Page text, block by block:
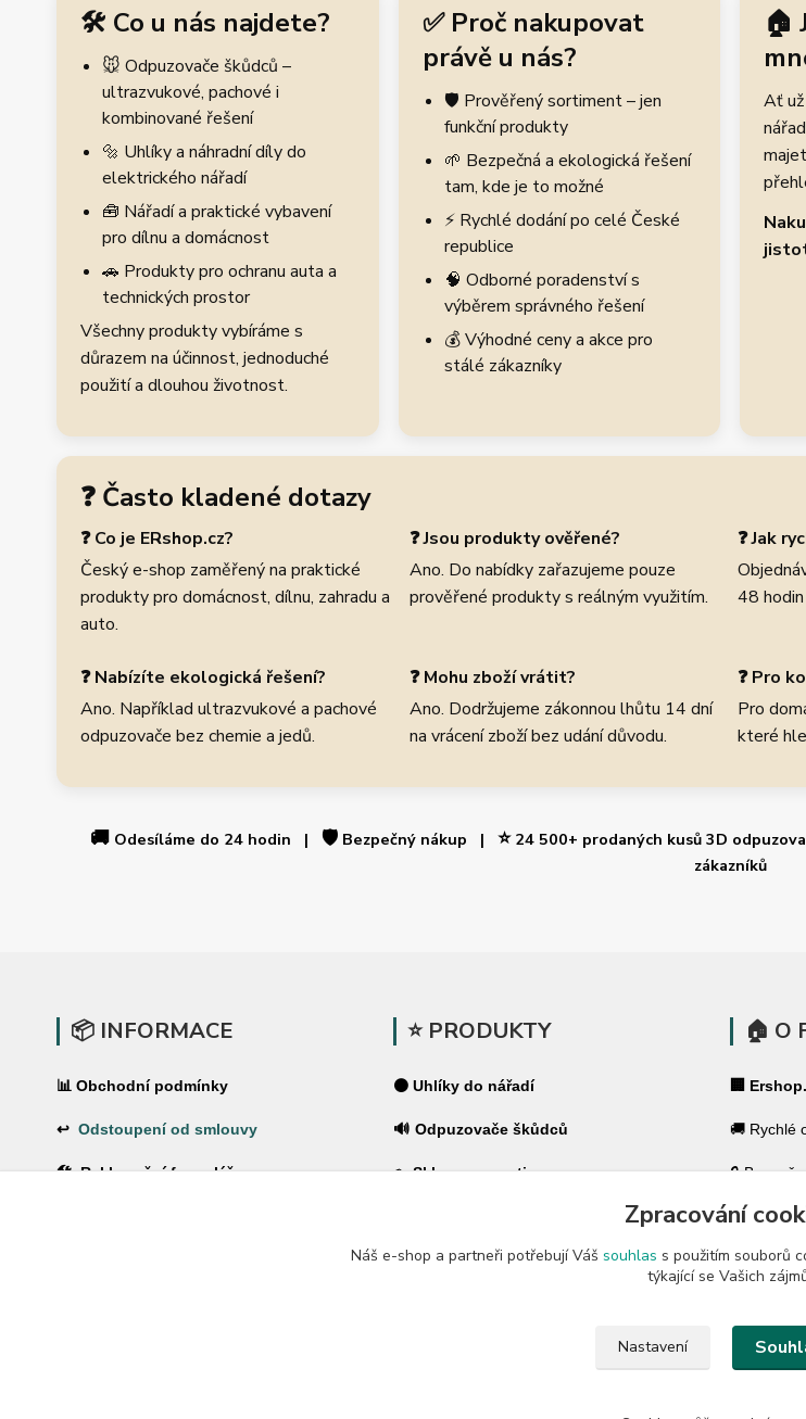
🛠️ Co u nás najdete?
🐭 Odpuzovače škůdců –
ultrazvukové, pachové i
kombinované řešení
🔩 Uhlíky a náhradní díly do
elektrického nářadí
🧰 Nářadí a praktické vybavení
pro dílnu a domácnost
🚗 Produkty pro ochranu auta a
technických prostor
Všechny produkty vybíráme s
důrazem na účinnost, jednoduché
použití a dlouhou životnost.
✅ Proč nakupovat
právě u nás?
🛡️ Prověřený sortiment – jen
funkční produkty
🌱 Bezpečná a ekologická řešení
tam, kde je to možné
⚡ Rychlé dodání po celé České
republice
🧠 Odborné poradenství s
výběrem správného řešení
💰 Výhodné ceny a akce pro
stálé zákazníky
🏠
Ať
❓ Často kladené dotazy
❓ Co je ERshop.cz?
Český e-shop zaměřený na praktické
produkty pro domácnost, dílnu, zahradu a
auto.
❓ Jsou produkty ověřené?
Ano. Do nabídky zařazujeme pouze
prověřené produkty s reálným využitím.
❓ Jak
48
❓ Nabízíte ekologická řešení?
Ano. Například ultrazvukové a pachové
odpuzovače bez chemie a jedů.
❓ Mohu zboží vrátit?
Ano. Dodržujeme zákonnou lhůtu 14 dní
na vrácení zboží bez udání důvodu.
❓ Pro
Pro
které
🚚 Odesíláme do 24 hodin | 🛡️ Bezpečný nákup | ⭐24 500+ prodaných kusů 3D
zákazníků
📦 INFORMACE
📊 Obchodní podmínky
↩ Odstoupení od smlouvy
🛠 Reklamační formulář
⭐ PRODUKTY
⚫ Uhlíky do nářadí
🔊 Odpuzovače škůdců
🪤 Sklopce a pasti
⚡ Elektrické ohradníky
🏠 O
🏢
🚚 Rychlé
🔒
⭐ 180
🇨🇿
Zpracování
Náš e-shop a partneři potřebují Váš souhlas s použitím souborů
týkající se Vašich
Nastavení